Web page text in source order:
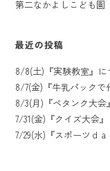
第二なかよしこども園
最近の投稿
8/8(土)『実験教室』に
8/7(金)『牛乳パックで
8/3(月)『ペタンク大会
7/31(金)『クイズ大会
7/29(水)『スポーツｄ